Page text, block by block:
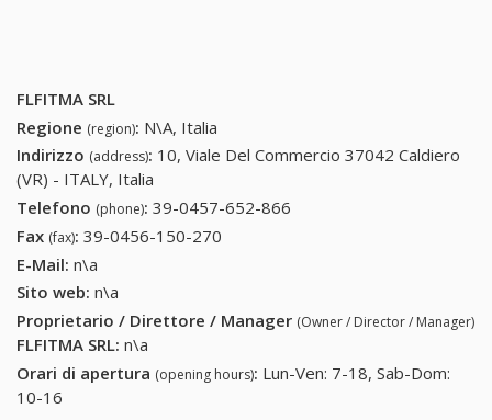
FLFITMA SRL
Regione (region): N\A, Italia
Indirizzo (address): 10, Viale Del Commercio 37042 Caldiero
(VR) - ITALY, Italia
Telefono (phone): 39-0457-652-866
Fax (fax): 39-0456-150-270
E-Mail: n\a
Sito web: n\a
Proprietario / Direttore / Manager (Owner / Director / Manager)
FLFITMA SRL: n\a
Orari di apertura (opening hours): Lun-Ven: 7-18, Sab-Dom:
10-16